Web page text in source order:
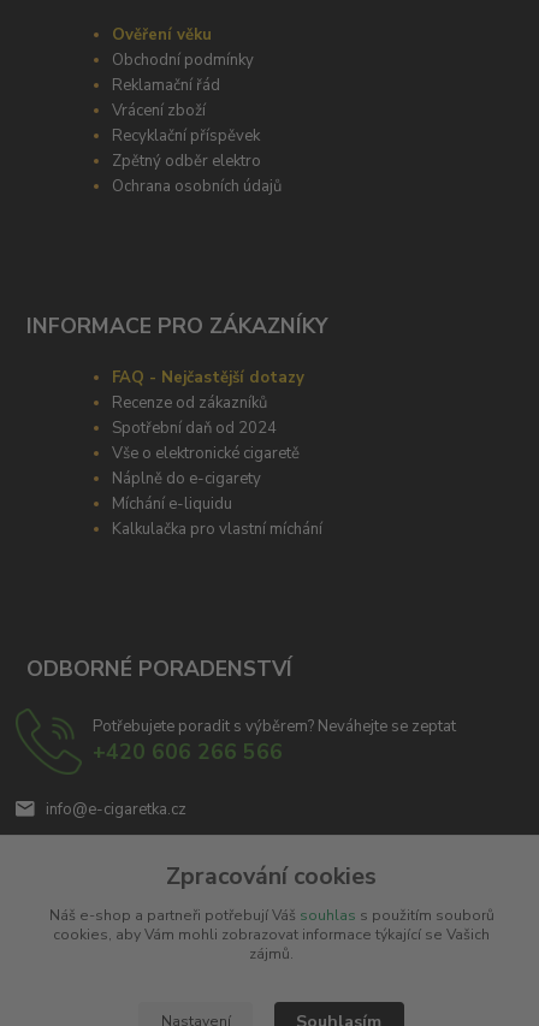
Ověření věku
Obchodní podmínky
Reklamační řád
Vrácení zboží
Recyklační příspěvek
Zpětný odběr elektro
Ochrana osobních údajů
INFORMACE PRO ZÁKAZNÍKY
FAQ - Nejčastější dotazy
Recenze od zákazníků
Spotřební daň od 2024
Vše o elektronické cigaretě
Náplně do e-cigarety
Míchání e-liquidu
Kalkulačka pro vlastní míchání
ODBORNÉ PORADENSTVÍ
Potřebujete poradit s výběrem? Neváhejte se zeptat
+420 606 266 566
info@e-cigaretka.cz
Zpracování cookies
Náš e-shop a partneři potřebují Váš souhlas s použitím souborů
cookies, aby Vám mohli zobrazovat informace týkající se Vašich
zájmů.
Nastavení